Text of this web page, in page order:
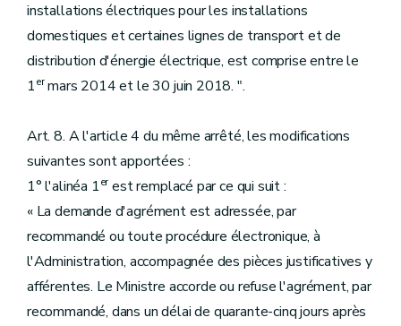
installations électriques pour les installations
domestiques et certaines lignes de transport et de
distribution d'énergie électrique, est comprise entre le
1ermars 2014 et le 30 juin 2018. ".
Art. 8. A l'article 4 du même arrêté, les modifications
suivantes sont apportées :
1° l'alinéa 1erest remplacé par ce qui suit :
« La demande d'agrément est adressée, par
recommandé ou toute procédure électronique, à
l'Administration, accompagnée des pièces justificatives y
afférentes. Le Ministre accorde ou refuse l'agrément, par
recommandé, dans un délai de quarante-cinq jours après